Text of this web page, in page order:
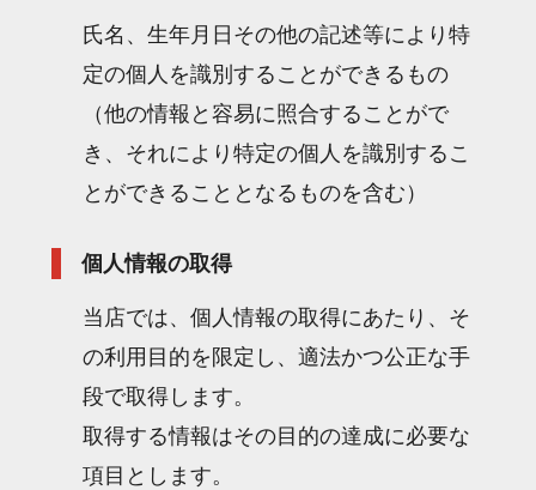
氏名、生年月日その他の記述等により特
定の個人を識別することができるもの
（他の情報と容易に照合することがで
き、それにより特定の個人を識別するこ
とができることとなるものを含む）
個人情報の取得
当店では、個人情報の取得にあたり、そ
の利用目的を限定し、適法かつ公正な手
段で取得します。
取得する情報はその目的の達成に必要な
項目とします。